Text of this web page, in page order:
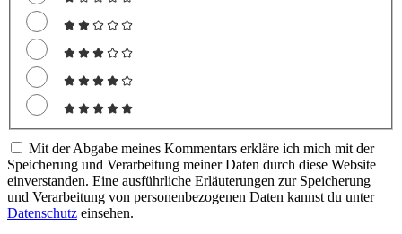
Mit der Abgabe meines Kommentars erkläre ich mich mit der
Speicherung und Verarbeitung meiner Daten durch diese Website
einverstanden. Eine ausführliche Erläuterungen zur Speicherung
und Verarbeitung von personenbezogenen Daten kannst du unter
Datenschutz einsehen.